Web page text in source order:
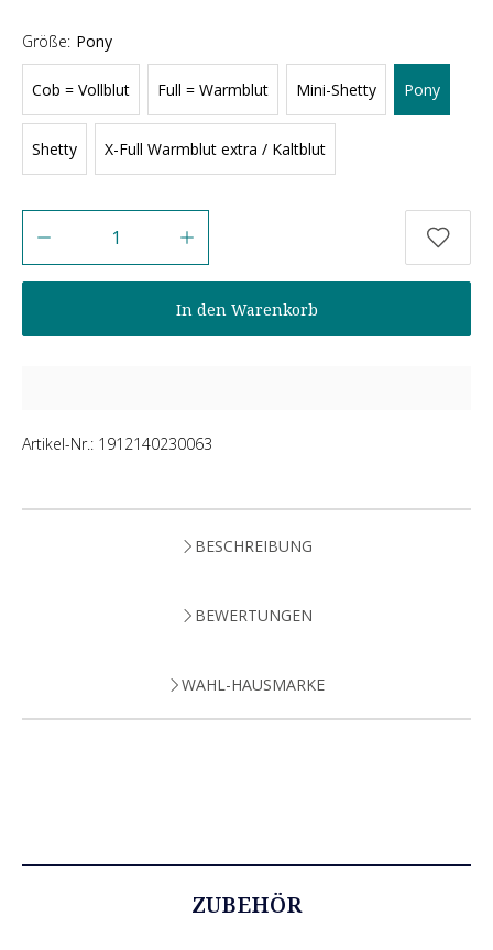
Größe: Pony
Cob = Vollblut Full = Warmblut Mini-Shetty Pony
Shetty X-Full Warmblut extra / Kaltblut
In den Warenkorb
Artikel-Nr.: 1912140230063
BESCHREIBUNG
BEWERTUNGEN
WAHL-HAUSMARKE
ZUBEHÖR